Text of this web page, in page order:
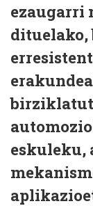
ezaugarri
eskuleku,